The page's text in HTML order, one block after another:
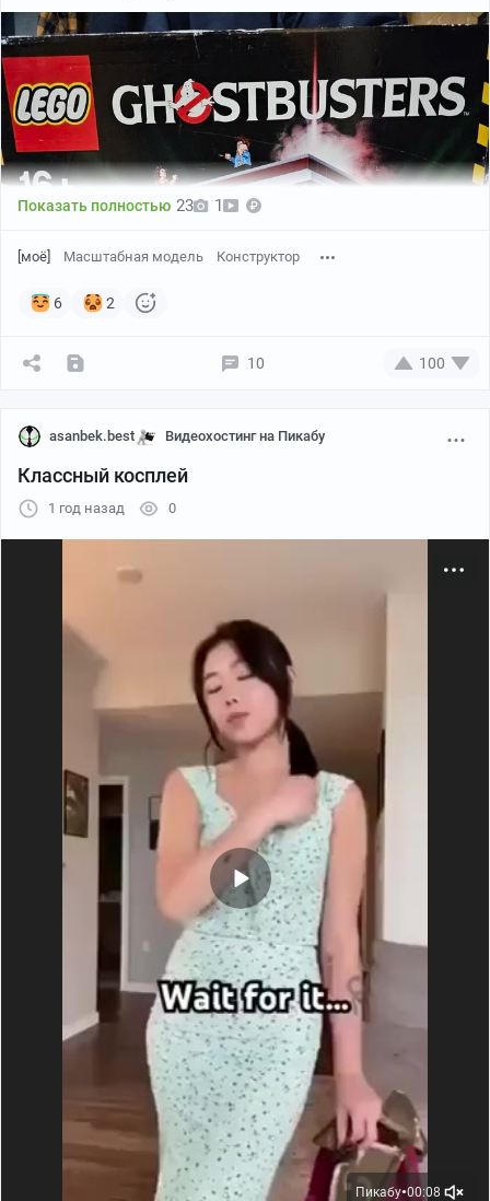
Сам процесс сборки очень однообразен, так что буду
показывать уже готовый вариант и интерьеры.
В собранном виде набор раскрывается, давая доступ
к внутренним элементам. Тут видно, что он состоит из
гаража и двух этажей.
Показать полностью 23 1
[моё] Масштабная модель Конструктор
6 2
10 100
asanbek.best Видеохостинг на Пикабу
Классный косплей
1 год назад 0
Пикабу●00:08